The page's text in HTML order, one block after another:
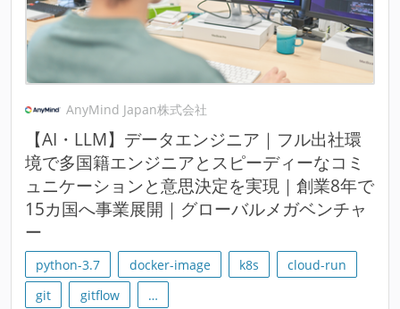
AnyMind Japan株式会社
【AI・LLM】データエンジニア｜フル出社環
境で多国籍エンジニアとスピーディーなコミ
ュニケーションと意思決定を実現｜創業8年で
15カ国へ事業展開｜グローバルメガベンチャ
ー
python-3.7 docker-image k8s
cloud-run
git
gitflow …